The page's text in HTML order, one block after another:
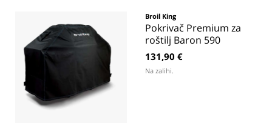
Broil King
Pokrivač Premium za
roštilj Baron 590
131,90 €
Na zalihi.